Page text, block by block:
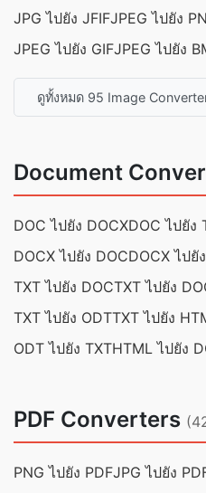
JPG ไปยัง JFIFJPEG ไปยัง
JPEG ไปยัง GIFJPEG ไปยัง
ดูทั้งหมด 95 Image
Document
DOC ไปยัง DOCXDOC ไปยัง
DOCX ไปยัง DOCDOCX ไปยั
TXT ไปยัง DOCTXT ไปยัง
TXT ไปยัง ODTTXT ไปยัง
ODT ไปยัง TXTHTML ไปยัง
PDF Converters
PNG ไปยัง PDFJPG ไปยัง